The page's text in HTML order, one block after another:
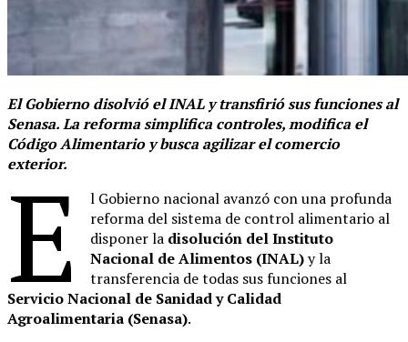
El Gobierno disolvió el INAL y transfirió sus funciones al
Senasa. La reforma simplifica controles, modifica el
Código Alimentario y busca agilizar el comercio
exterior.
E
l Gobierno nacional avanzó con una profunda
reforma del sistema de control alimentario al
disponer la disolución del Instituto
Nacional de Alimentos (INAL)y la
transferencia de todas sus funciones al
Servicio Nacional de Sanidad y Calidad
Agroalimentaria (Senasa).